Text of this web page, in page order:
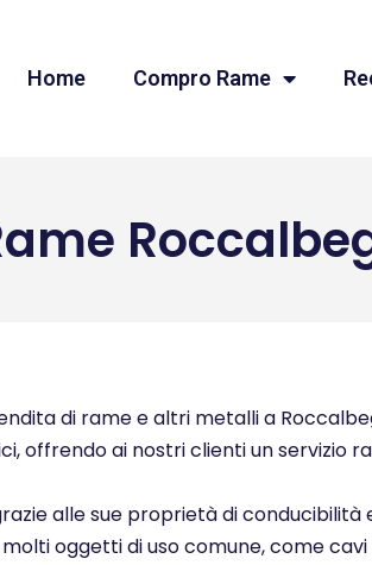
Home Compro Rame
di rame e altri metalli a
ai nostri clienti un servizio
alle sue proprietà di
oggetti di uso comune, come